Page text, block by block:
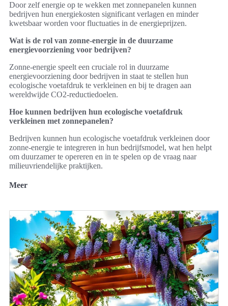
Door zelf energie op te wekken met zonnepanelen kunnen
bedrijven hun energiekosten significant verlagen en minder
kwetsbaar worden voor fluctuaties in de energieprijzen.
Wat is de rol van zonne-energie in de duurzame
energievoorziening voor bedrijven?
Zonne-energie speelt een cruciale rol in duurzame
energievoorziening door bedrijven in staat te stellen hun
ecologische voetafdruk te verkleinen en bij te dragen aan
wereldwijde CO2-reductiedoelen.
Hoe kunnen bedrijven hun ecologische voetafdruk
verkleinen met zonnepanelen?
Bedrijven kunnen hun ecologische voetafdruk verkleinen door
zonne-energie te integreren in hun bedrijfsmodel, wat hen helpt
om duurzamer te opereren en in te spelen op de vraag naar
milieuvriendelijke praktijken.
Meer